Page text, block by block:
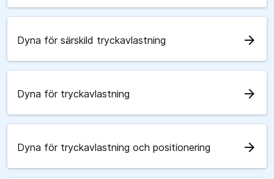
Dyna för särskild tryckavlastning arrow_forward
Dyna för tryckavlastning arrow_forward
Dyna för tryckavlastning och positionering arrow_forward